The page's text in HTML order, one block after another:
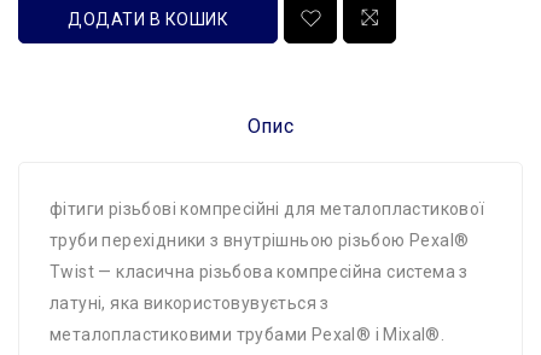
ДОДАТИ В КОШИК
Опис
фітиги різьбові компресійні для металопластикової
труби перехідники з внутрішньою різьбою Pexal®
Twist — класична різьбова компресійна система з
латуні, яка використовувується з
металопластиковими трубами Pexal® і Mixal®.